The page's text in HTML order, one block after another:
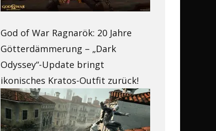
God of War Ragnarök: 20 Jahre
Götterdämmerung – „Dark
Odyssey“-Update bringt
ikonisches Kratos-Outfit zurück!